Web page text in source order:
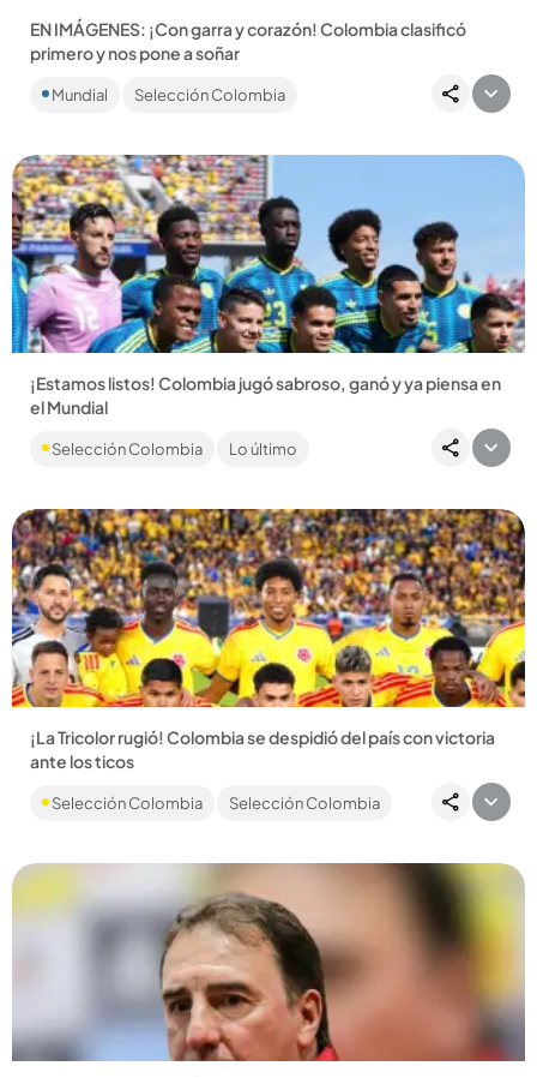
EN IMÁGENES: ¡Con garra y corazón! Colombia clasificó
primero y nos pone a soñar
La Selección Colombia igualó 0-0 ante Portugal y se clasificó
como primero del Grupo K. ¿Quién es su rival en la siguiente...
Mundial Selección Colombia
Compartir Noticia
¡Estamos listos! Colombia jugó sabroso, ganó y ya piensa en
el Mundial
Rodríguez, la Tricolor derrotó a Jordania en San Diego y dejó
Selección Colombia Lo último
Compartir Noticia
¡La Tricolor rugió! Colombia se despidió del país con victoria
ante los ticos
goleó 3-1 a Costa Rica. ¡Estamos listos para el Mundial! Lucho
Selección Colombia Selección Colombia
Compartir Noticia